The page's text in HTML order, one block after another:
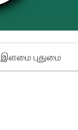
இளமை புதுமை